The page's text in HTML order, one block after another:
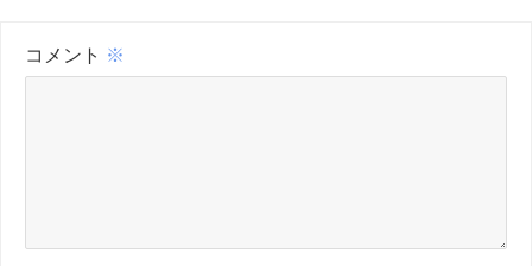
コメント ※